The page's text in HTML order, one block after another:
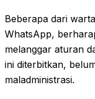
Beberapa dari
WhatsApp,
melanggar aturan
ini diterbitkan,
maladministrasi.